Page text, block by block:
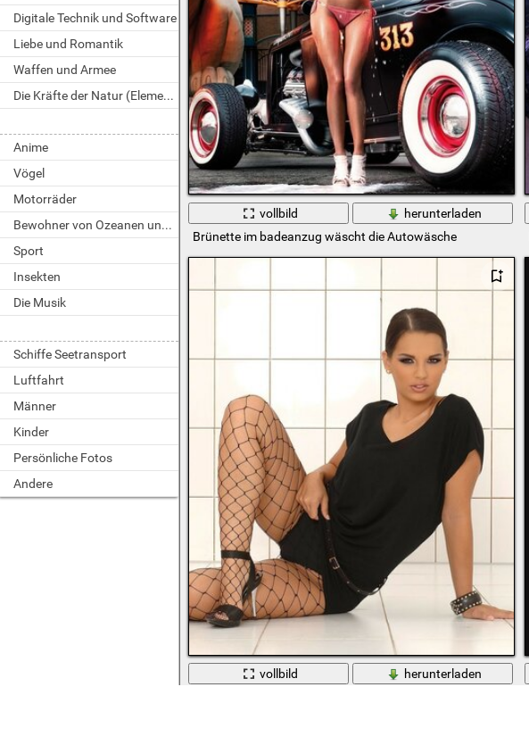
Digitale Technik und Software
Liebe und Romantik
Waffen und Armee
Die Kräfte der Natur (Elemente)
Anime
Vögel
Motorräder
Bewohner von Ozeanen und Flüssen
Sport
Insekten
Die Musik
Schiffe Seetransport
Luftfahrt
Männer
Kinder
Persönliche Fotos
Andere
vollbild
herunterladen
Brünette im badeanzug wäscht die Autowäsche
vollbild
herunterladen